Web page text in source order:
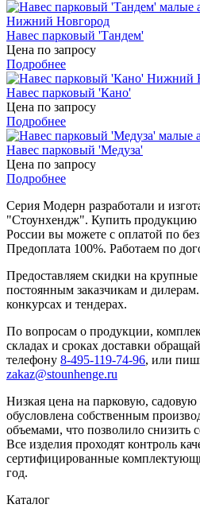
Навес парковый 'Тандем'
Цена по запросу
Подробнее
Навес парковый 'Кано'
Цена по запросу
Подробнее
Навес парковый 'Медуза'
Цена по запросу
Подробнее
Серия Модерн разработали и
"Стоунхендж". Купить продукцию
России вы можете с оплатой по
Предоплата 100%. Работаем по
Предоставляем скидки на
постоянным заказчикам и
конкурсах и тендерах.
По вопросам о продукции,
складах и сроках доставки
телефону 8-495-119-74-96, или
zakaz@stounhenge.ru
Низкая цена на парковую,
обусловлена собственным
объемами, что позволило снизить
Все изделия проходят контроль
сертифицированные
год.
Каталог